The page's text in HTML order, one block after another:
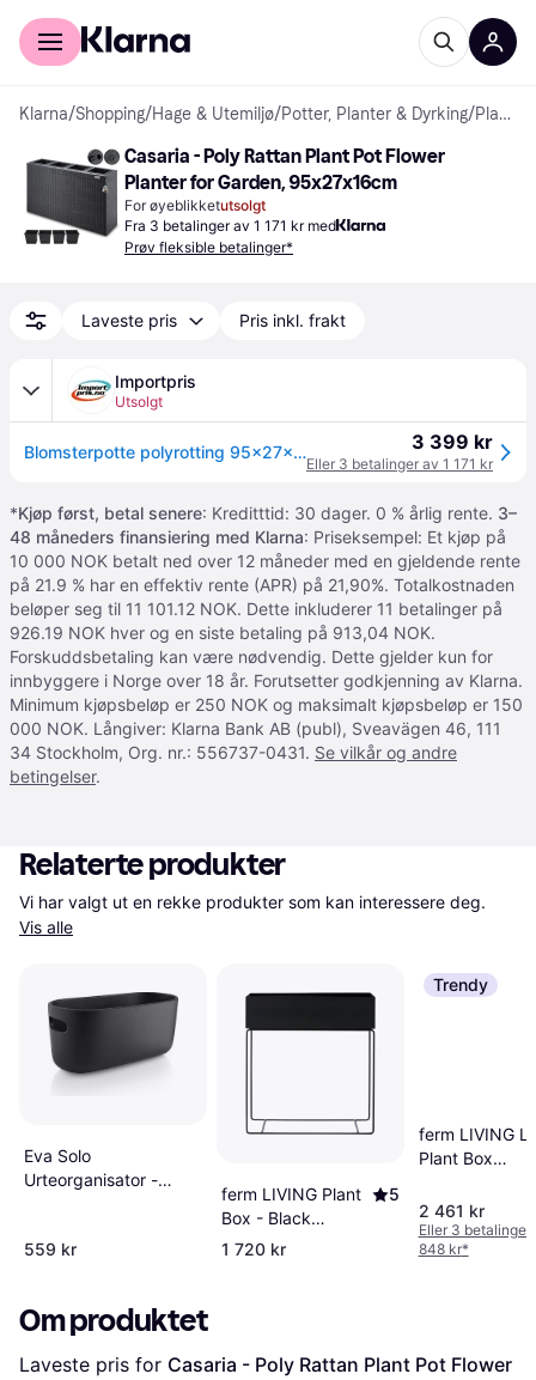
For kunder
Klarna/Shopping/Hage & Utemiljø/Potter, Planter & Dyrking/ Plantekasser
Casaria - Poly Rattan Plant Pot Flower
Planter for Garden, 95x27x16cm
For øyeblikketutsolgt
Fra 3 betalinger av 1 171 kr med
Prøv fleksible betalinger*
Laveste pris Pris inkl. frakt
Importpris
Utsolgt
Blomsterpotte polyrotting 95x27x60cm - sort 3 399 kr
Eller 3 betalinger av 1 171 kr
*Kjøp først, betal senere: Kreditttid: 30 dager. 0 % årlig rente. 3–
48 måneders finansiering med Klarna: Priseksempel: Et kjøp på
10 000 NOK betalt ned over 12 måneder med en gjeldende rente
på 21.9 % har en effektiv rente (APR) på 21,90%. Totalkostnaden
beløper seg til 11 101.12 NOK. Dette inkluderer 11 betalinger på
926.19 NOK hver og en siste betaling på 913,04 NOK.
Forskuddsbetaling kan være nødvendig. Dette gjelder kun for
innbyggere i Norge over 18 år. Forutsetter godkjenning av Klarna.
Minimum kjøpsbeløp er 250 NOK og maksimalt kjøpsbeløp er 150
000 NOK. Långiver: Klarna Bank AB (publ), Sveavägen 46, 111
34 Stockholm, Org. nr.: 556737-0431. Se vilkår og andre
betingelser.
Relaterte produkter
Vis alle
Eva Solo
Urteorganisator -
559 kr
ferm LIVING Plant
Box - Black
25x60x65cm
5
1 720 kr
Trendy
ferm LIVING
Plant Box
2 461 kr
Eller 3 betalinger
848 kr*
Om produktet
Laveste pris for Casaria - Poly Rattan Plant Pot Flower